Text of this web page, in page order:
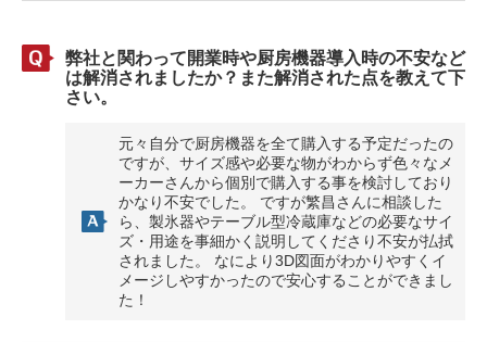
弊社と関わって開業時や厨房機器導入時の不安など
は解消されましたか？また解消された点を教えて下
さい。
元々自分で厨房機器を全て購入する予定だったの
ですが、サイズ感や必要な物がわからず色々なメ
ーカーさんから個別で購入する事を検討しており
かなり不安でした。 ですが繁昌さんに相談した
ら、製氷器やテーブル型冷蔵庫などの必要なサイ
ズ・用途を事細かく説明してくださり不安が払拭
されました。 なにより3D図面がわかりやすくイ
メージしやすかったので安心することができまし
た！